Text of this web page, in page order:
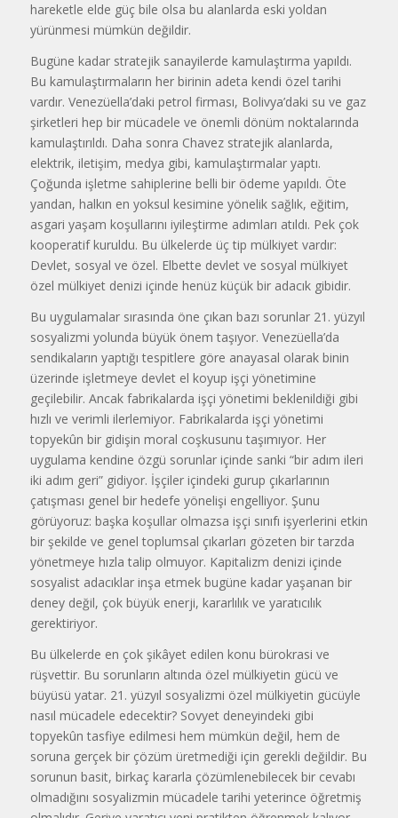
hareketle elde güç bile olsa bu alanlarda eski yoldan
yürünmesi mümkün değildir.
Bugüne kadar stratejik sanayilerde kamulaştırma yapıldı.
Bu kamulaştırmaların her birinin adeta kendi özel tarihi
vardır. Venezüella’daki petrol firması, Bolivya’daki su ve gaz
şirketleri hep bir mücadele ve önemli dönüm noktalarında
kamulaştırıldı. Daha sonra Chavez stratejik alanlarda,
elektrik, iletişim, medya gibi, kamulaştırmalar yaptı.
Çoğunda işletme sahiplerine belli bir ödeme yapıldı. Öte
yandan, halkın en yoksul kesimine yönelik sağlık, eğitim,
asgari yaşam koşullarını iyileştirme adımları atıldı. Pek çok
kooperatif kuruldu. Bu ülkelerde üç tip mülkiyet vardır:
Devlet, sosyal ve özel. Elbette devlet ve sosyal mülkiyet
özel mülkiyet denizi içinde henüz küçük bir adacık gibidir.
Bu uygulamalar sırasında öne çıkan bazı sorunlar 21. yüzyıl
sosyalizmi yolunda büyük önem taşıyor. Venezüella’da
sendikaların yaptığı tespitlere göre anayasal olarak binin
üzerinde işletmeye devlet el koyup işçi yönetimine
geçilebilir. Ancak fabrikalarda işçi yönetimi beklenildiği gibi
hızlı ve verimli ilerlemiyor. Fabrikalarda işçi yönetimi
topyekûn bir gidişin moral coşkusunu taşımıyor. Her
uygulama kendine özgü sorunlar içinde sanki “bir adım ileri
iki adım geri” gidiyor. İşçiler içindeki gurup çıkarlarının
çatışması genel bir hedefe yönelişi engelliyor. Şunu
görüyoruz: başka koşullar olmazsa işçi sınıfı işyerlerini etkin
bir şekilde ve genel toplumsal çıkarları gözeten bir tarzda
yönetmeye hızla talip olmuyor. Kapitalizm denizi içinde
sosyalist adacıklar inşa etmek bugüne kadar yaşanan bir
deney değil, çok büyük enerji, kararlılık ve yaratıcılık
gerektiriyor.
Bu ülkelerde en çok şikâyet edilen konu bürokrasi ve
rüşvettir. Bu sorunların altında özel mülkiyetin gücü ve
büyüsü yatar. 21. yüzyıl sosyalizmi özel mülkiyetin gücüyle
nasıl mücadele edecektir? Sovyet deneyindeki gibi
topyekûn tasfiye edilmesi hem mümkün değil, hem de
soruna gerçek bir çözüm üretmediği için gerekli değildir. Bu
sorunun basit, birkaç kararla çözümlenebilecek bir cevabı
olmadığını sosyalizmin mücadele tarihi yeterince öğretmiş